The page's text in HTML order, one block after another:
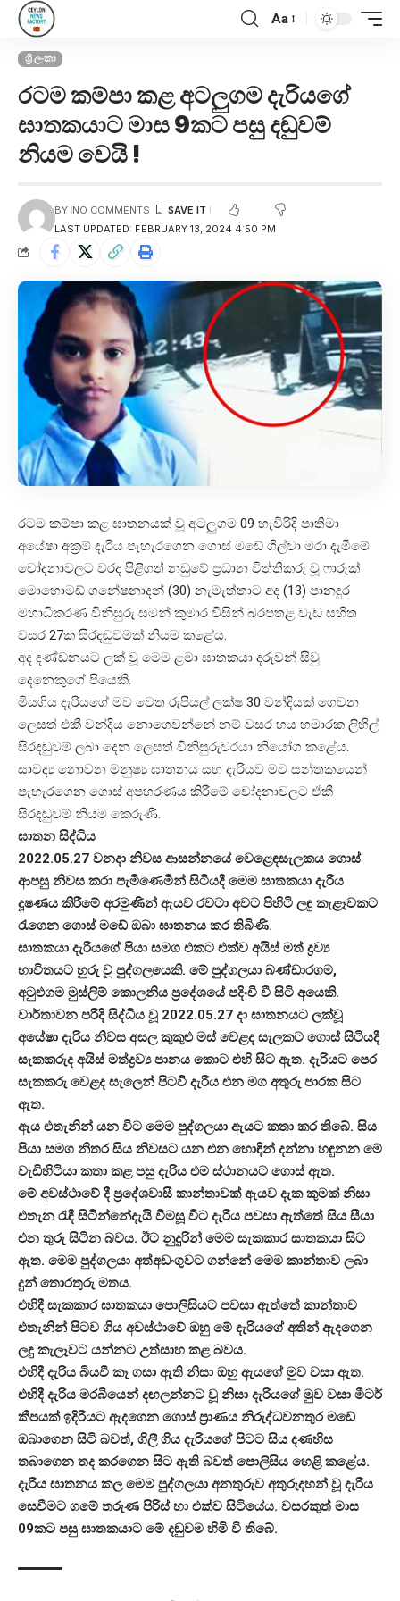
Aa
ශ්‍රී ලංකා
රටම කම්පා කළ අටලුගම දැරියගේ
ඝාතකයාට මාස 9කට පසු දඬුවම්
නියම වෙයි !
LAST UPDATED: FEBRUARY 13, 2024 4:50 PM
BY NO COMMENTS
රටම කම්පා කළ ඝාතනයක් වූ අටලුගම 09 හැවිරිදි පාතිමා
අයේෂා අක්‍රම් දැරිය පැහැරගෙන ගොස් මඩේ ගිල්වා මරා දැමීමේ
චෝදනාවලට වරද පිළිගත් නඩුවේ ප්‍රධාන විත්තිකරු වූ ෆාරුක්
මොහොමඩ් ගනේෂනාදන් (30) නැමැත්තාට අද (13) පානදුර
මහාධිකරණ විනිසුරු සමන් කුමාර විසින් බරපතළ වැඩ සහිත
වසර 27ක සිරදඬුවමක් නියම කළේය.
අද දණ්ඩනයට ලක් වූ මෙම ළමා ඝාතකයා දරුවන් සිවු
දෙනෙකුගේ පියෙකි.
මියගිය දැරියගේ මව වෙත රුපියල් ලක්ෂ 30 වන්දියක් ගෙවන
ලෙසත් එකී වන්දිය නොගෙවන්නේ නම් වසර හය හමාරක ලිහිල්
සිරදඬුවම් ලබා දෙන ලෙසත් විනිසුරුවරයා නියෝග කළේය.
සාවද්‍ය නොවන මනුෂ්‍ය ඝාතනය සහ දැරියව මව සන්තකයෙන්
පැහැරගෙන ගොස් අපහරණය කිරීමේ චෝදනාවලට ඒකී
සිරදඬුවම් නියම කෙරුණි.
ඝාතන සිද්ධිය
2022.05.27 වනදා නිවස ආසන්නයේ වෙළෙඳසැලකය ගොස්
ආපසු නිවස කරා පැමිණෙමින් සිටියදී මෙම ඝාතකයා දැරිය
දූෂණය කිරීමේ අරමුණින් ඇයව රවටා අවට පිහිටි ලඳු කැළෑවකට
රැගෙන ගොස් මඩේ ඔබා ඝාතනය කර තිබිණි.
ඝාතකයා දැරියගේ පියා සමග එකට එක්ව අයිස් මත් ද්‍රව්‍ය
භාවිතයට හුරු වූ පුද්ගලයෙකි. මේ පුද්ගලයා බණ්ඩාරගම,
අටුළුගම මුස්ලිම් කොලනිය ප්‍රදේශයේ පදිංචි වී සිටි අයෙකි.
වාර්තාවන පරිදි සිද්ධිය වූ 2022.05.27 දා ඝාතනයට ලක්වූ
අයේෂා දැරිය නිවස අසල කුකුළු මස් වෙළද සැලකට ගොස් සිටියදී
සැකකරුද අයිස් මත්ද්‍රව්‍ය පානය කොට එහි සිට ඇත. දැරියට පෙර
සැකකරු වෙළද සැලෙන් පිටවී දැරිය එන මග අතුරු පාරක සිට
ඇත.
ඇය එතැනින් යන විට මෙම පුද්ගලයා ඇයට කතා කර තිබේ. සිය
පියා සමග නිතර සිය නිවසට යන එන හොඳින් දන්නා හඳුනන මේ
වැඩිහිටියා කතා කළ පසු දැරිය එම ස්ථානයට ගොස් ඇත.
මේ අවස්ථාවේ දී ප්‍රදේශවාසී කාන්තාවක් ඇයව දැක කුමක් නිසා
එතැන රැඳී සිටින්නේදැයි විමසූ විට දැරිය පවසා ඇත්තේ සිය සීයා
එන තුරු සිටින බවය. ඊට නුදුරින් මෙම සැකකාර ඝාතකයා සිට
ඇත. මෙම පුද්ගලයා අත්අඩංගුවට ගන්නේ මෙම කාන්තාව ලබා
දුන් තොරතුරු මතය.
එහිදී සැකකාර ඝාතකයා පොලිසියට පවසා ඇත්තේ කාන්තාව
එතැනින් පිටව ගිය අවස්ථාවේ ඔහු මේ දැරියගේ අතින් ඇදගෙන
ලඳු කැලෑවට යන්නට උත්සාහ කළ බවය.
එහිදී දැරිය බියවී කෑ ගසා ඇති නිසා ඔහු ඇයගේ මුව වසා ඇත.
එහිදී දැරිය මරබියෙන් දඟලන්නට වූ නිසා දැරියගේ මුව වසා මීටර්
කීපයක් ඉදිරියට ඇදගෙන ගොස් ප්‍රාණය නිරුද්ධවනතුර මඩේ
ඔබාගෙන සිටි බවත්, ගිලී ගිය දැරියගේ පිටට සිය දණහිස
තබාගෙන තද කරගෙන සිට ඇති බවත් පොලිසිය හෙළි කළේය.
දැරිය ඝාතනය කල මෙම පුද්ගලයා අනතුරුව අතුරුදහන් වූ දැරිය
සෙවීමට ගමේ තරුණ පිරිස් හා එක්ව සිටියේය. වසරකුත් මාස
09කට පසු ඝාතකයාට මේ දඬුවම හිමි වී තිබේ.